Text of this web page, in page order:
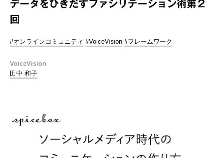
データをひきだすファシリテーション術第２
回
#オンラインコミュニティ #VoiceVision #フレームワーク
VoiceVision
田中 和子